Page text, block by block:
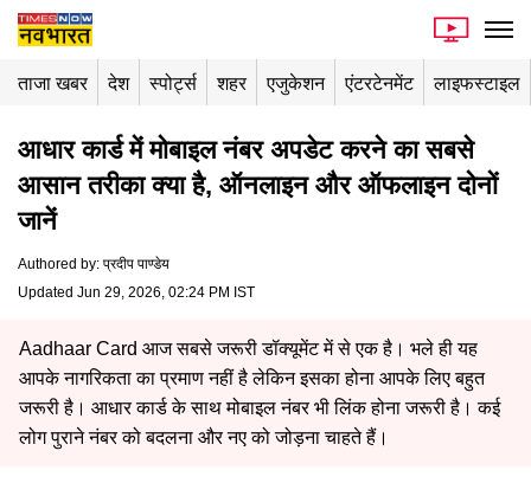
ताजा खबर देश स्पोर्ट्स शहर एजुकेशन एंटरटेनमेंट लाइफस्टाइल
आधार कार्ड में मोबाइल नंबर अपडेट करने का सबसे
आसान तरीका क्या है, ऑनलाइन और ऑफलाइन दोनों
जानें
Authored by: प्रदीप पाण्डेय
Updated Jun 29, 2026, 02:24 PM IST
Aadhaar Card आज सबसे जरूरी डॉक्यूमेंट में से एक है। भले ही यह
आपके नागरिकता का प्रमाण नहीं है लेकिन इसका होना आपके लिए बहुत
जरूरी है। आधार कार्ड के साथ मोबाइल नंबर भी लिंक होना जरूरी है। कई
लोग पुराने नंबर को बदलना और नए को जोड़ना चाहते हैं।